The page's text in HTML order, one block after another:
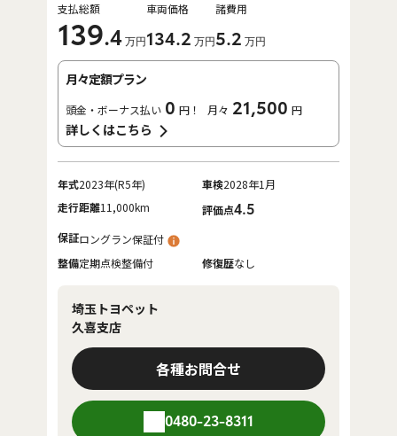
支払総額
139.4 万円
車両価格
134.2 万円
諸費用
5.2 万円
月々定額プラン
頭金・ボーナス払い 0 円！ 月々 21,500 円
詳しくはこちら
年式2023年(R5年) 車検2028年1月
走行距離11,000km 評価点4.5
保証ロングラン保証付
整備定期点検整備付 修復歴なし
埼玉トヨペット
久喜支店
各種お問合せ
0480-23-8311